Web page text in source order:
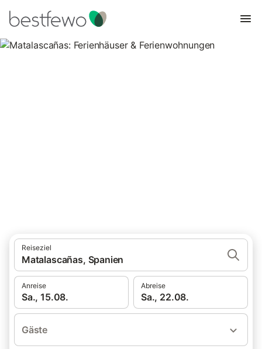
Reiseziel
Matalascañas, Spanien
Anreise
Sa., 15.08.
Abreise
Sa., 22.08.
Gäste